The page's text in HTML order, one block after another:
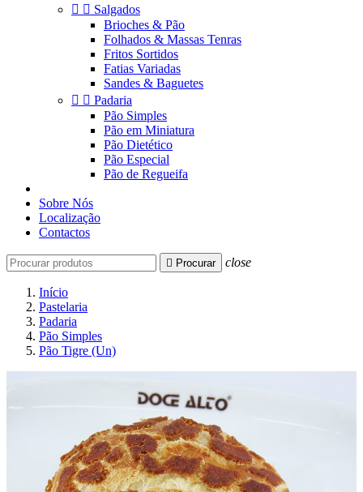
  Salgados
Brioches & Pão
Folhados & Massas Tenras
Fritos Sortidos
Fatias Variadas
Sandes & Baguetes
  Padaria
Pão Simples
Pão em Miniatura
Pão Dietético
Pão Especial
Pão de Regueifa
Sobre Nós
Localização
Contactos
 Procurar close
Início
Pastelaria
Padaria
Pão Simples
Pão Tigre (Un)